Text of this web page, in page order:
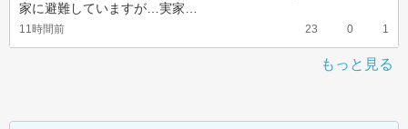
家に避難していますが…実家…
11時間前 23 0 1
もっと見る